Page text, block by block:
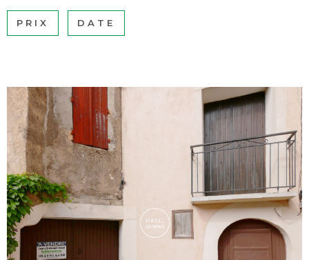
PRIX DATE
VOIR LE BIEN
CRITÈRES SUPPLÉMENTAIRES
Parking
Terrasse